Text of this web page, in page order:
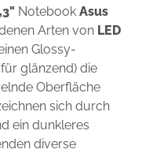
Notebook Asus
Arten von LED
Glossy-
glänzend) die
Oberfläche
sich durch
ein dunkleres
diverse